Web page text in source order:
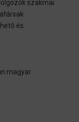
szakmai
és
magyar